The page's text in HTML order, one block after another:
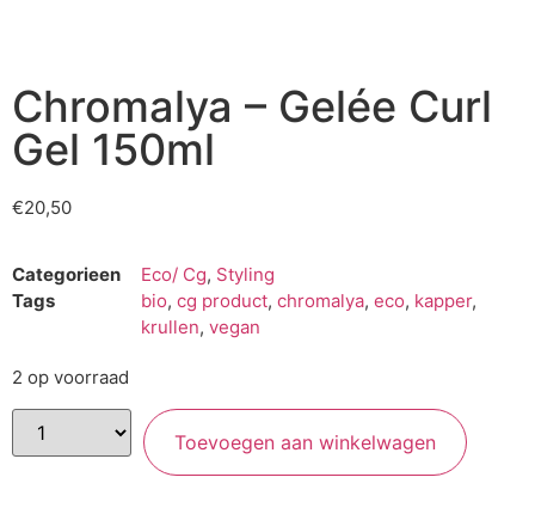
Chromalya – Gelée Curl
Gel 150ml
€20,50
Categorieen Eco/ Cg, Styling
Tags
bio, cg product, chromalya, eco, kapper,
krullen, vegan
2 op voorraad
Toevoegen aan winkelwagen